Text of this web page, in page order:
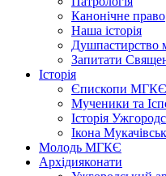
Канонічне право
Наша історія
Душпастирство
Запитати
Історія
Єпископи МГКЄ
Мученики та
Історія
Ікона
Молодь МГКЄ
Архідияконати